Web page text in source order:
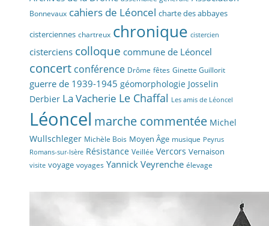
Bonnevaux cahiers de Léoncel charte des abbayes
cisterciennes chartreux chronique cistercien
cisterciens colloque commune de Léoncel
concert conférence Drôme fêtes Ginette Guillorit
guerre de 1939-1945 géomorphologie Josselin
Derbier La Vacherie Le Chaffal Les amis de Léoncel
Léoncel marche commentée Michel
Wullschleger Michèle Bois Moyen Âge musique Peyrus
Romans-sur-Isère Résistance Veillée Vercors Vernaison
visite voyage voyages Yannick Veyrenche élevage